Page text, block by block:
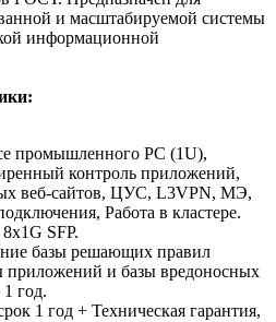
и масштабируемой системы
информационной
промышленного PC (1U),
контроль приложений,
веб-сайтов, ЦУС, L3VPN, МЭ,
Работа в кластере.
SFP.
базы решающих правил
приложений и базы вредоносных
1 год.
1 год + Техническая гарантия,